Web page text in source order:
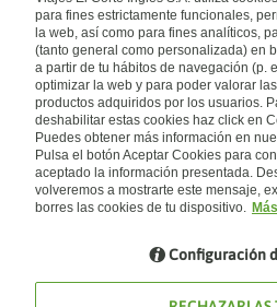
Financiación
Sostenibilidad
Turismo accesible
Tarjeta El Corte Inglés
Trabaja con nosotros
El Corte Inglés
Canal Ético
Enlaces de interés
Guías de viaje
Catálogos
Auto check-in
Condiciones Generales
Política de privacidad
Política de cookies
Accesibilidad
Empresas/ Grupos
Internacional
España
Visita nuestro blog
Blog de Viajes el Corte inglés
para fines estrictamente funcionales,
la web, así como para fines analíticos,
(tanto general como personalizada) en
a partir de tu hábitos de navegación (p.
optimizar la web y para poder valorar
productos adquiridos por los usuarios.
deshabilitar estas cookies haz click en
Puedes obtener más información en
Pulsa el botón Aceptar Cookies para
aceptado la información presentada.
volveremos a mostrarte este mensaje,
borres las cookies de tu dispositivo.
Configuración